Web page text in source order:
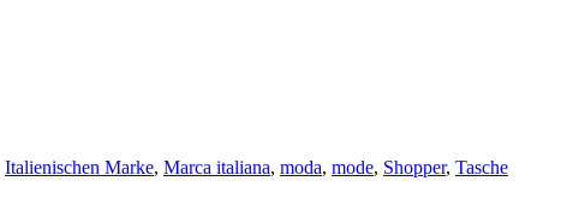
Italienischen Marke, Marca italiana, moda, mode, Shopper, Tasche